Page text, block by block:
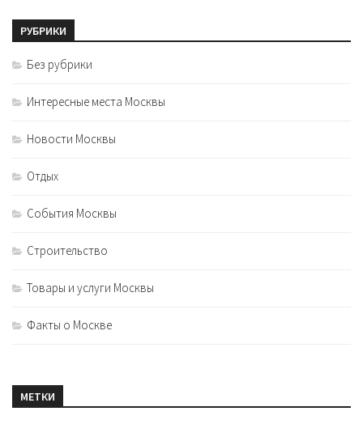
РУБРИКИ
Без рубрики
Интересные места Москвы
Новости Москвы
Отдых
События Москвы
Строительство
Товары и услуги Москвы
Факты о Москве
МЕТКИ